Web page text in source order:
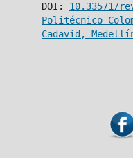
DOI: 10.33571/
Politécnico
Cadavid,